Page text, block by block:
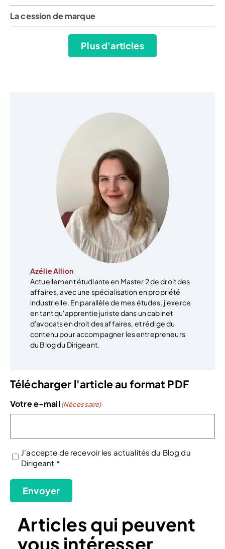
La cession de marque
Plus d'articles
Azélie Allion
Actuellement étudiante en Master 2 de droit des
affaires, avec une spécialisation en propriété
industrielle. En parallèle de mes études, j'exerce
en tant qu'apprentie juriste dans un cabinet
d'avocats en droit des affaires, et rédige du
contenu pour accompagner les entrepreneurs
du Blog du Dirigeant.
Télécharger l'article au format PDF
Votre e-mail (Nécessaire)
(Nécessaire)
J'accepte de recevoir les actualités du Blog du
Dirigeant *
Envoyer
Articles qui peuvent
vous intéresser